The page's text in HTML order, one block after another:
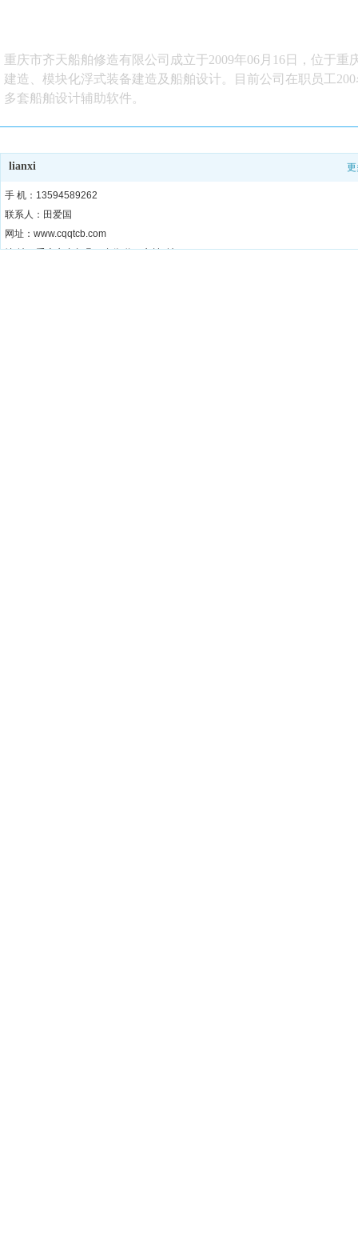
lianxi
手 机：13594589262
联系人：田爱国
网址：www.cqqtcb.com
地 址：重庆市丰都县三合街道丁庄村6社
重庆市齐天船舶修造有限公司成立于2009年06月16日，位于
建造、模块化浮式装备建造及船舶设计。目前公司在职员工
多套船舶设计辅助软件。